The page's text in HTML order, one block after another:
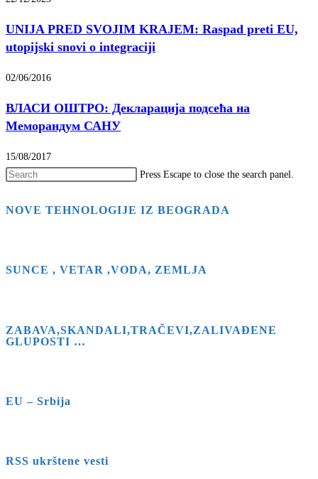
UNIJA PRED SVOJIM KRAJEM: Raspad preti EU,
utopijski snovi o integraciji
02/06/2016
ВЛАСИ ОШТРО: Декларација подсећа на
Меморандум САНУ
15/08/2017
Press Escape to close the search panel.
NOVE TEHNOLOGIJE IZ BEOGRADA
SUNCE , VETAR ,VODA, ZEMLJA
ZABAVA,SKANDALI,TRAČEVI,ZALIVAĐENE
GLUPOSTI …
EU – Srbija
RSS ukrštene vesti